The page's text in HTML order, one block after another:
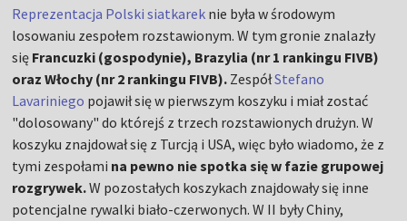
Reprezentacja Polski siatkarek nie była w środowym
losowaniu zespołem rozstawionym. W tym gronie znalazły
się Francuzki (gospodynie), Brazylia (nr 1 rankingu FIVB)
oraz Włochy (nr 2 rankingu FIVB). ZespółStefano
Lavariniego pojawił się w pierwszym koszyku i miał zostać
"dolosowany" do którejś z trzech rozstawionych drużyn. W
koszyku znajdował się z Turcją i USA, więc było wiadomo, że z
tymi zespołami na pewno nie spotka się w fazie grupowej
rozgrywek.W pozostałych koszykach znajdowały się inne
potencjalne rywalki biało-czerwonych. W II były Chiny,